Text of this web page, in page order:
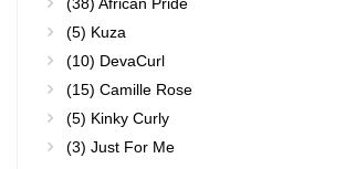
(38) African Pride
(5) Kuza
(10) DevaCurl
(15) Camille Rose
(5) Kinky Curly
(3) Just For Me